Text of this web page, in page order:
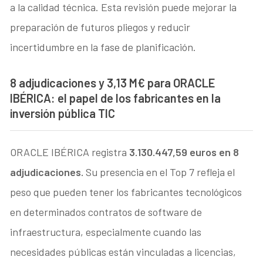
a la calidad técnica. Esta revisión puede mejorar la
preparación de futuros pliegos y reducir
incertidumbre en la fase de planificación.
8 adjudicaciones y 3,13 M€ para ORACLE
IBÉRICA: el papel de los fabricantes en la
inversión pública TIC
ORACLE IBÉRICA registra 3.130.447,59 euros en 8
adjudicaciones. Su presencia en el Top 7 refleja el
peso que pueden tener los fabricantes tecnológicos
en determinados contratos de software de
infraestructura, especialmente cuando las
necesidades públicas están vinculadas a licencias,